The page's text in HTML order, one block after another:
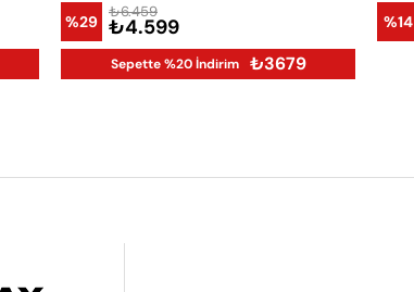
%29 ₺4.599
₺6.459
Sepette %20 İndirim ₺3679
%14